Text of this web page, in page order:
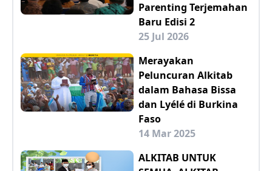
Parenting Terjemahan
Baru Edisi 2
25 Jul 2026
Merayakan
Peluncuran Alkitab
dalam Bahasa Bissa
dan Lyélé di Burkina
Faso
14 Mar 2025
ALKITAB UNTUK